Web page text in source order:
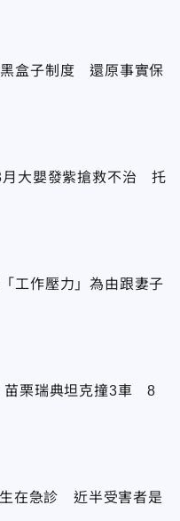
盒子制度 還原事實保
月大嬰發紫搶救不治 托
工作壓力」為由跟妻子
苗栗瑞典坦克撞3車 8
在急診 近半受害者是